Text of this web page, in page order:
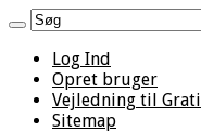
Log Ind
Opret bruger
Vejledning til
Sitemap